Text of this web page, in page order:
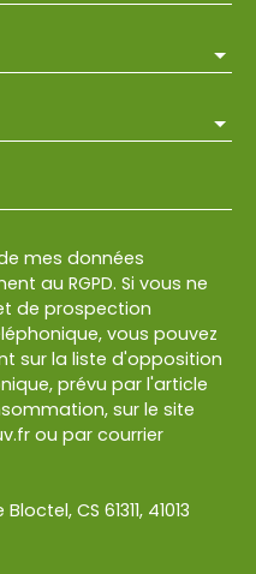
mes données
au RGPD. Si vous ne
de prospection
vous pouvez
sur la liste d'opposition
prévu par l'article
sur le site
ou par courrier
CS 61311, 41013